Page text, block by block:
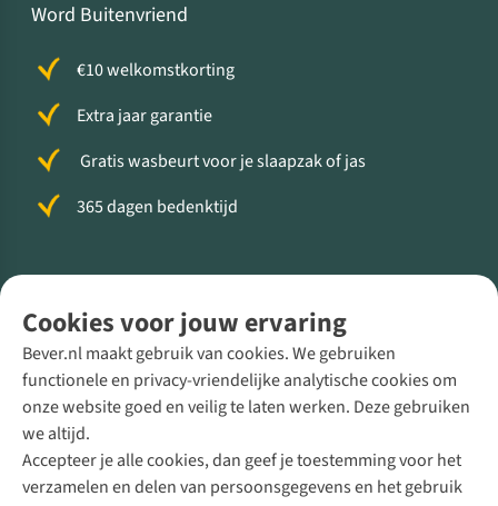
Cookies voor jouw ervaring
Bever.nl maakt gebruik van cookies. We gebruiken
functionele en privacy-vriendelijke analytische cookies om
onze website goed en veilig te laten werken. Deze gebruiken
we altijd.
Accepteer je alle cookies, dan geef je toestemming voor het
verzamelen en delen van persoonsgegevens en het gebruik
Word Buitenvriend
€10 welkomstkorting
Extra jaar garantie
Gratis wasbeurt voor je slaapzak of jas
365 dagen bedenktijd
Direct advies van een Buitenexpert
+31 (0)85 888 50 88
+31 6 12 28 49 80